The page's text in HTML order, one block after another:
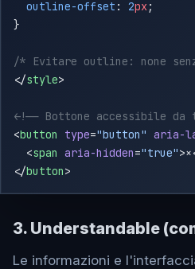
  outline-offset
: 2px
</style
<button type="button" aria-
  <
span aria-hidden="true"
</button
3. Understandable
Le informazioni e